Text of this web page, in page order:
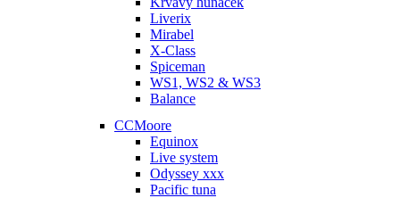
Liverix
Mirabel
X-Class
Spiceman
WS1, WS2 & WS3
Balance
CCMoore
Equinox
Live system
Odyssey xxx
Pacific tuna